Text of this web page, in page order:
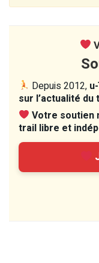
Depuis 2012,
sur l’actualité du
Votre soutien
trail libre et